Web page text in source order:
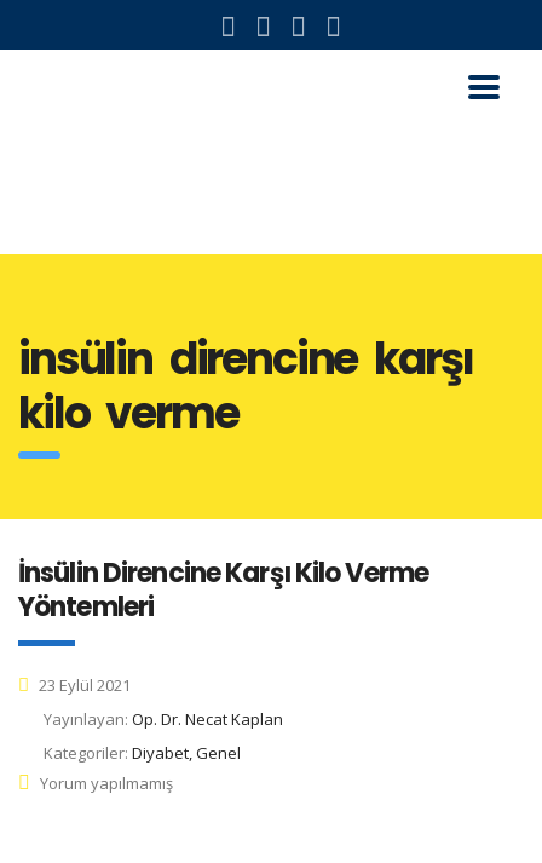
insülin direncine karşı
kilo verme
İnsülin Direncine Karşı Kilo Verme
Yöntemleri
23 Eylül 2021
Yayınlayan: Op. Dr. Necat Kaplan
Kategoriler: Diyabet, Genel
Yorum yapılmamış